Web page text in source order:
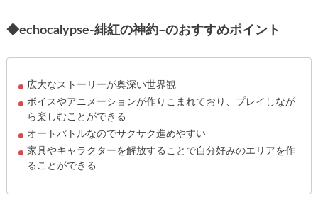
◆echocalypse-緋紅の神約–のおすすめポイント
広大なストーリーが奥深い世界観
ボイスやアニメーションが作りこまれており、プレイしなが
ら楽しむことができる
オートバトルなのでサクサク進めやすい
家具やキャラクターを解放することで自分好みのエリアを作
ることができる